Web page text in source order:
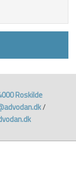
Roskilde
/